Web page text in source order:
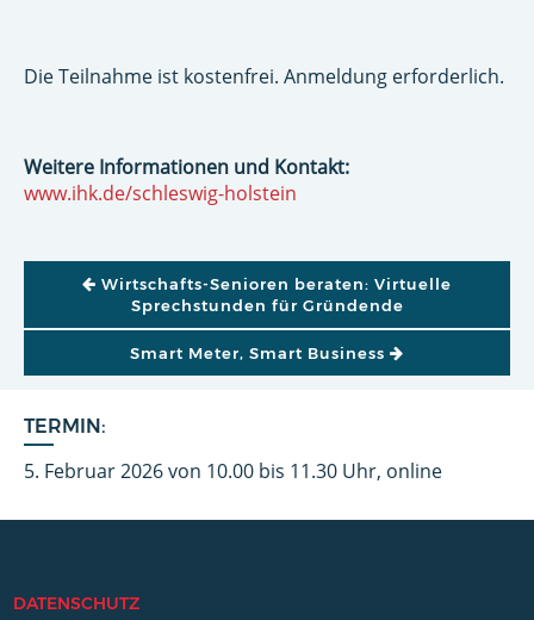
TERMIN:
5. Februar 2026 von 10.00 bis 11.30 Uhr, online
Die Teilnahme ist kostenfrei. Anmeldung erforderlich.
Weitere Informationen und Kontakt:
www.ihk.de/schleswig-holstein
BEITRAGSNAVIGATION
Wirtschafts-Senioren beraten: Virtuelle
Sprechstunden für Gründende
Smart Meter, Smart Business
DATENSCHUTZ